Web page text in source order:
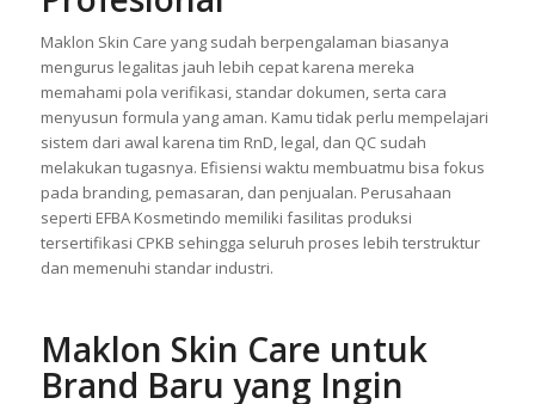
BPOM Melalui Perusahaan
Profesional
Maklon Skin Care yang sudah berpengalaman biasanya
mengurus legalitas jauh lebih cepat karena mereka
memahami pola verifikasi, standar dokumen, serta cara
menyusun formula yang aman. Kamu tidak perlu mempelajari
sistem dari awal karena tim RnD, legal, dan QC sudah
melakukan tugasnya. Efisiensi waktu membuatmu bisa fokus
pada branding, pemasaran, dan penjualan. Perusahaan
dan memenuhi standar industri.